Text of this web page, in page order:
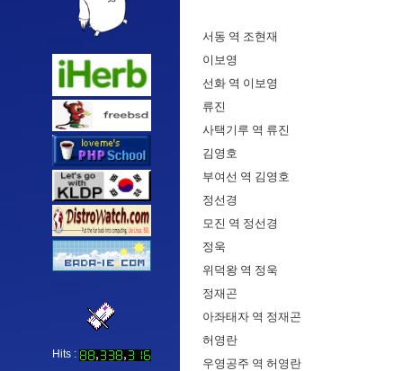
Hits :
서동 역 조현재
이보영
선화 역 이보영
류진
사택기루 역 류진
김영호
부여선 역 김영호
정선경
모진 역 정선경
정욱
위덕왕 역 정욱
정재곤
아좌태자 역 정재곤
허영란
우영공주 역 허영란